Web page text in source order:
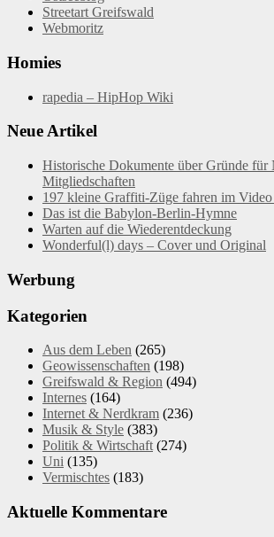
Streetart Greifswald
Webmoritz
Homies
rapedia – HipHop Wiki
Neue Artikel
Historische Dokumente über Gründe
Mitgliedschaften
197 kleine Graffiti-Züge fahren im
Das ist die Babylon-Berlin-Hymne
Warten auf die Wiederentdeckung
Wonderful(l) days – Cover und Original
Werbung
Kategorien
Aus dem Leben (265)
Geowissenschaften (198)
Greifswald & Region (494)
Internes (164)
Internet & Nerdkram (236)
Musik & Style (383)
Politik & Wirtschaft (274)
Uni (135)
Vermischtes (183)
Aktuelle Kommentare